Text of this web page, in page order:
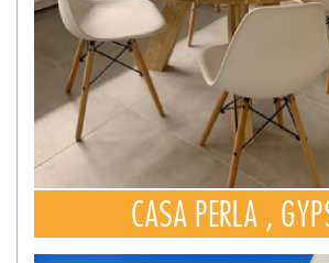
CASA PERLA ,